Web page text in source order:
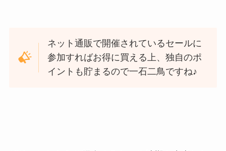
ネット通販で開催されているセールに
参加すればお得に買える上、独自のポ
イントも貯まるので一石二鳥ですね♪